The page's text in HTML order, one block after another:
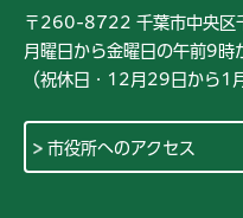
〒260-8722 千葉市中央区
月曜日から金曜日の午前9時
（祝休日・12月29日から1
市役所へのアクセス